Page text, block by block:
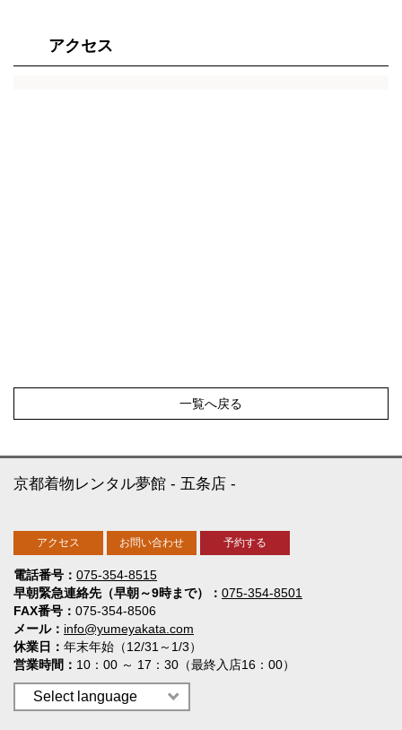
アクセス
一覧へ戻る
電話番号
075-354-8515
早朝緊急連絡先（早朝～9時まで）
075-354-8501
FAX番号
075-354-8506
メール
info@yumeyakata.com
休業日
年末年始（12/31～1/3）
営業時間
10：00 ～ 17：30（最終入店16：00）
京都着物レンタル夢館 五条店
アクセス お問い合わせ 予約する